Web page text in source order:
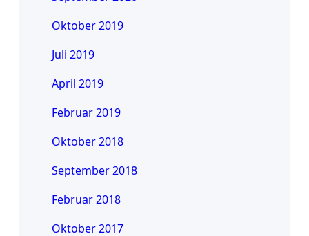
Oktober 2019
Juli 2019
April 2019
Februar 2019
Oktober 2018
September 2018
Februar 2018
Oktober 2017